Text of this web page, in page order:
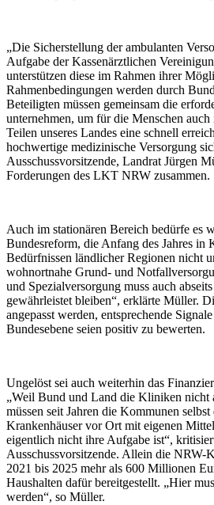
„Die Sicherstellung der ambulanten
Aufgabe der Kassenärztlichen
unterstützen diese im Rahmen ihrer
Rahmenbedingungen werden durch
Beteiligten müssen gemeinsam die
unternehmen, um für die Menschen
Teilen unseres Landes eine schnell
hochwertige medizinische Versorgung
Ausschussvorsitzende, Landrat Jürgen
Forderungen des LKT NRW zusammen.
Auch im stationären Bereich bedürfe es
Bundesreform, die Anfang des Jahres in
Bedürfnissen ländlicher Regionen nicht
wohnortnahe Grund- und
und Spezialversorgung muss auch
gewährleistet bleiben“, erklärte Müller.
angepasst werden, entsprechende
Bundesebene seien positiv zu bewerten.
Ungelöst sei auch weiterhin das
„Weil Bund und Land die Kliniken nicht
müssen seit Jahren die Kommunen
Krankenhäuser vor Ort mit eigenen
eigentlich nicht ihre Aufgabe ist“,
Ausschussvorsitzende. Allein die NRW-
2021 bis 2025 mehr als 600 Millionen
Haushalten dafür bereitgestellt. „Hier
werden“, so Müller.